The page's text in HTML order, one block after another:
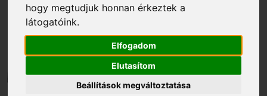
hogy megtudjuk honnan érkeztek a
látogatóink.
Elfogadom
Elutasítom
Beállítások megváltoztatása